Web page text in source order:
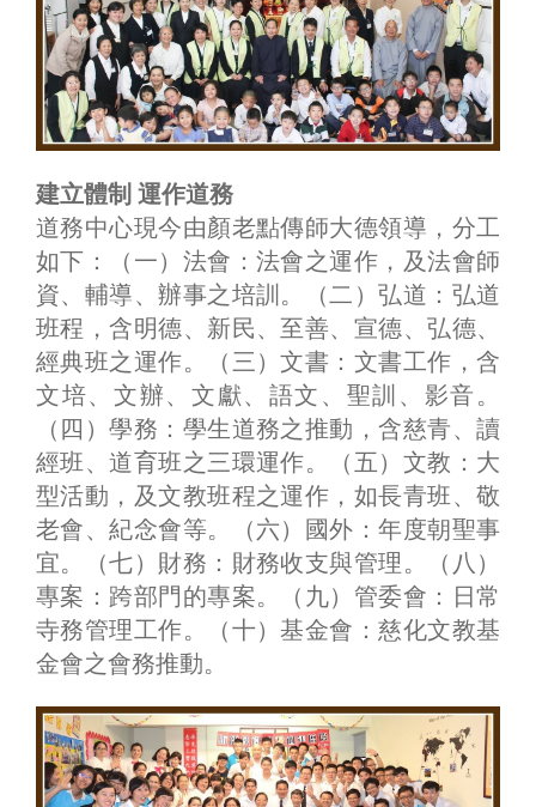
建立體制 運作道務
道務中心現今由顏老點傳師大德領導，分工
如下：（一）法會：法會之運作，及法會師
資、輔導、辦事之培訓。（二）弘道：弘道
班程，含明德、新民、至善、宣德、弘德、
經典班之運作。（三）文書：文書工作，含
文培、文辦、文獻、語文、聖訓、影音。
（四）學務：學生道務之推動，含慈青、讀
經班、道育班之三環運作。（五）文教：大
型活動，及文教班程之運作，如長青班、敬
老會、紀念會等。（六）國外：年度朝聖事
宜。（七）財務：財務收支與管理。（八）
專案：跨部門的專案。（九）管委會：日常
寺務管理工作。（十）基金會：慈化文教基
金會之會務推動。